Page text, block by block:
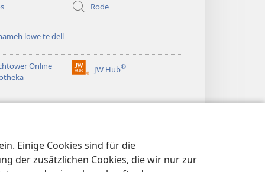
Einige Cookies sind für die
der zusätzlichen Cookies, die wir nur zur
Rode
lowe te dell
Online
JW Hub®
(opens